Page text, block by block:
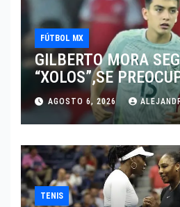
FÚTBOL MX
GILBERTO MORA
“XOLOS”,SE
JUGAR EN SU
AGOSTO 6, 2026
TENIS